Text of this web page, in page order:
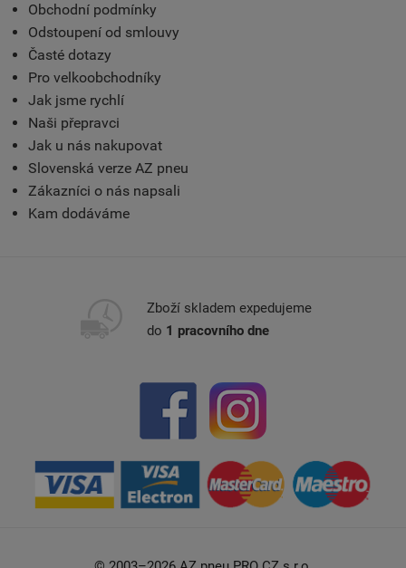
Obchodní podmínky
Odstoupení od smlouvy
Časté dotazy
Pro velkoobchodníky
Jak jsme rychlí
Naši přepravci
Jak u nás nakupovat
Slovenská verze AZ pneu
Zákazníci o nás napsali
Kam dodáváme
Zboží skladem expedujeme
do 1 pracovního dne